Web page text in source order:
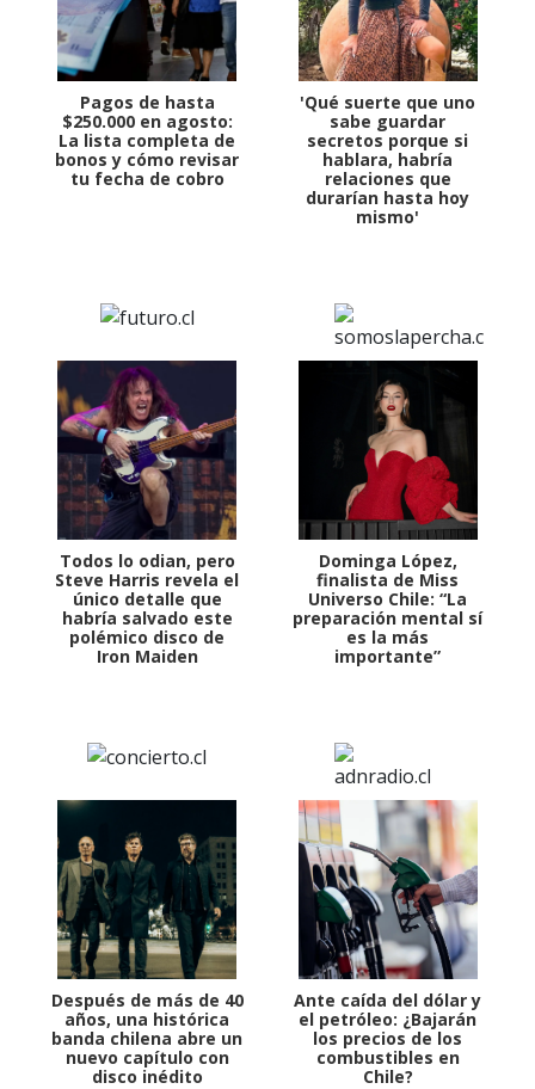
Pagos de hasta
$250.000 en agosto:
La lista completa de
bonos y cómo revisar
tu fecha de cobro
'Qué suerte que uno
sabe guardar
secretos porque si
hablara, habría
relaciones que
durarían hasta hoy
mismo'
Todos lo odian, pero
Steve Harris revela el
único detalle que
habría salvado este
polémico disco de
Iron Maiden
Dominga López,
finalista de Miss
Universo Chile: “La
preparación mental sí
es la más
importante”
Después de más de 40
años, una histórica
banda chilena abre un
nuevo capítulo con
disco inédito
Ante caída del dólar y
el petróleo: ¿Bajarán
los precios de los
combustibles en
Chile?